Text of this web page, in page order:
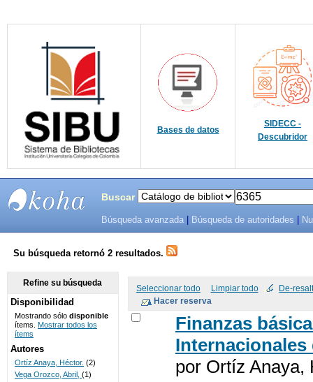
Bases de datos
SIDECC -
Descubridor
SISTEMAS
DE
BIBLIOTECAS
UNICOC
Buscar
Búsqueda avanzada Búsqueda de autoridades
Su búsqueda retornó 2 resultados.
Seleccionar todo Limpiar todo De-
Finanzas
Internacionales
por Ortíz Anaya,
Refine su búsqueda
Disponibilidad
Mostrando sólo disponible
ítems. Mostrar todos los
ítems
Autores
Ortíz Anaya, Héctor. (2)
Vega Orozco, Abril, (1)